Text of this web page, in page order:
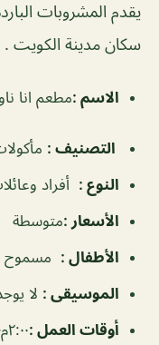
يقدم المشروبات
سكان مدينة الكويت .
الاسم :مطعم انا
التصنيف :
النوع : أفراد
الأسعار :متوسطة
الأطفال : مسموح
الموسيقى : لا
أوقات العمل :٢:٠٠م–٤:٣٠ص